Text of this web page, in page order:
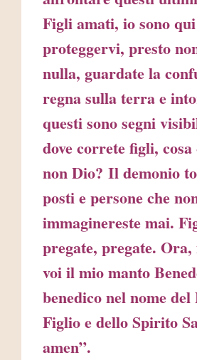
Figli amati, io sono
proteggervi, presto
nulla, guardate la
regna sulla terra e
questi sono segni
dove correte figli, cosa
non Dio? Il demonio
posti e persone che
immaginereste mai.
pregate, pregate.
voi il mio manto
benedico nel nome
Figlio e dello Spirito
amen”.